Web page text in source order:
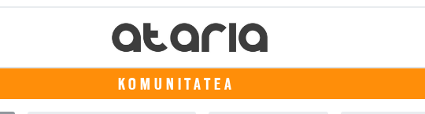
KOMUNITATEA